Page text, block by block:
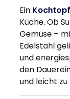
Ein Kochtopf
Küche. Ob
Gemüse –
Edelstahl
und
den
und leicht zu